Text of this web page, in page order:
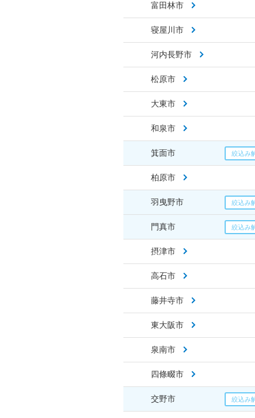
富田林市
寝屋川市
河内長野市
松原市
大東市
和泉市
箕面市
柏原市
羽曳野市
門真市
摂津市
高石市
藤井寺市
東大阪市
泉南市
四條畷市
交野市